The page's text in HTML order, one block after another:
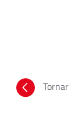
Tornar